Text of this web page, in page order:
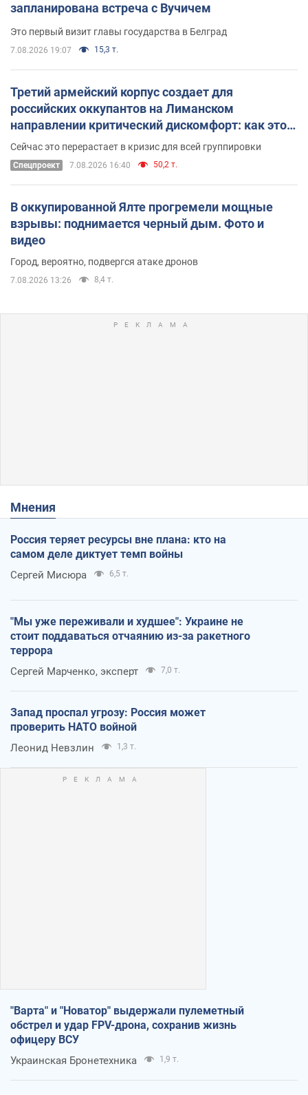
запланирована встреча с Вучичем
Это первый визит главы государства в Белград
7.08.2026 19:07 15,3 т.
Третий армейский корпус создает для
российских оккупантов на Лиманском
направлении критический дискомфорт: как это
удалось
Сейчас это перерастает в кризис для всей группировки
Спецпроект 7.08.2026 16:40 50,2 т.
В оккупированной Ялте прогремели мощные
взрывы: поднимается черный дым. Фото и
видео
Город, вероятно, подвергся атаке дронов
7.08.2026 13:26 8,4 т.
Мнения
Россия теряет ресурсы вне плана: кто на
самом деле диктует темп войны
Сергей Мисюра 6,5 т.
"Мы уже переживали и худшее": Украине не
стоит поддаваться отчаянию из-за ракетного
террора
Сергей Марченко, эксперт 7,0 т.
Запад проспал угрозу: Россия может
проверить НАТО войной
Леонид Невзлин 1,3 т.
"Варта" и "Новатор" выдержали пулеметный
обстрел и удар FPV-дрона, сохранив жизнь
офицеру ВСУ
Украинская Бронетехника 1,9 т.